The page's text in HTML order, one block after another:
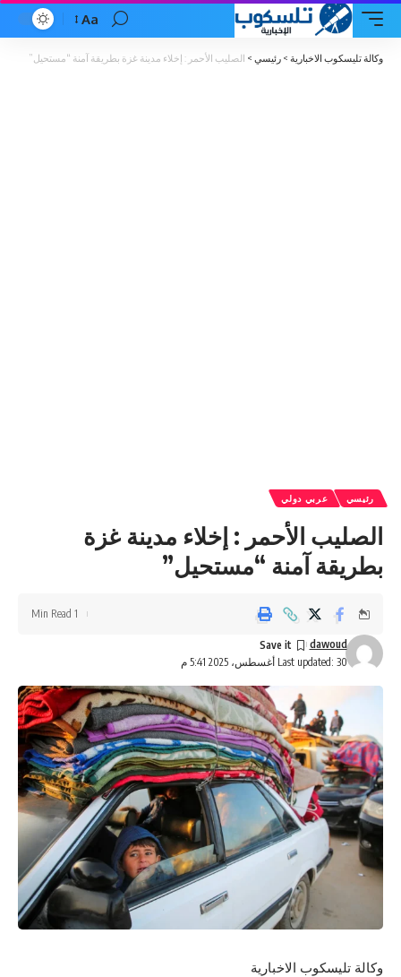
Font
Resizer
Aa
وكالة تليسكوب الاخبارية > رئيسي > الصليب الأحمر : إخلاء مدينة غزة بطريقة آمنة “مستحيل”
رئيسي عربي دولي
الصليب الأحمر : إخلاء مدينة غزة
بطريقة آمنة “مستحيل”
Last updated: 30 أغسطس، 2025 5:41 م
dawoud
1 Min Read
وكالة تليسكوب الاخبارية